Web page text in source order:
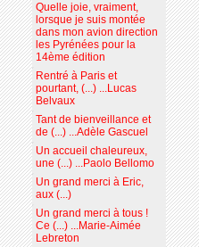
Quelle joie, vraiment,
lorsque je suis montée
dans mon avion direction
les Pyrénées pour la
14ème édition
Rentré à Paris et
pourtant, (...) ...Lucas
Belvaux
Tant de bienveillance et
de (...) ...Adèle Gascuel
Un accueil chaleureux,
une (...) ...Paolo Bellomo
Un grand merci à Eric,
aux (...)
Un grand merci à tous !
Ce (...) ...Marie-Aimée
Lebreton